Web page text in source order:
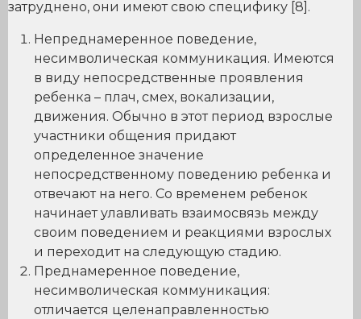
затруднено, они имеют свою специфику [8].
Непреднамеренное поведение,
несимволическая коммуникация. Имеются
в виду непосредственные проявления
ребенка – плач, смех, вокализации,
движения. Обычно в этот период взрослые
участники общения придают
определенное значение
непосредственному поведению ребенка и
отвечают на него. Со временем ребенок
начинает улавливать взаимосвязь между
своим поведением и реакциями взрослых
и переходит на следующую стадию.
Преднамеренное поведение,
несимволическая коммуникация:
отличается целенаправленностью